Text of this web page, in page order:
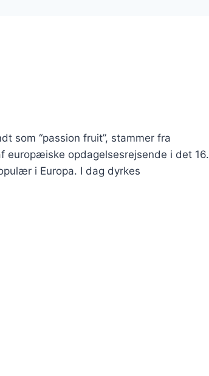
som “passion fruit”, stammer fra
europæiske opdagelsesrejsende i det 16.
i Europa. I dag dyrkes